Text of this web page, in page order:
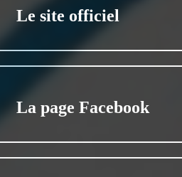
Le site officiel
La page Facebook